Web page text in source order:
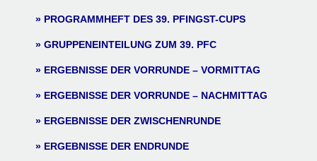
PROGRAMMHEFT DES 39. PFINGST-CUPS
GRUPPENEINTEILUNG ZUM 39. PFC
ERGEBNISSE DER VORRUNDE – VORMITTAG
ERGEBNISSE DER VORRUNDE – NACHMITTAG
ERGEBNISSE DER ZWISCHENRUNDE
ERGEBNISSE DER ENDRUNDE